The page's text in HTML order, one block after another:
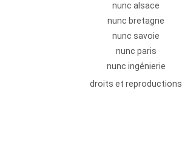
nunc alsace
nunc bretagne
nunc savoie
nunc paris
nunc ingénierie
droits et reproductions